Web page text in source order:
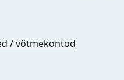
/ võtmekontod